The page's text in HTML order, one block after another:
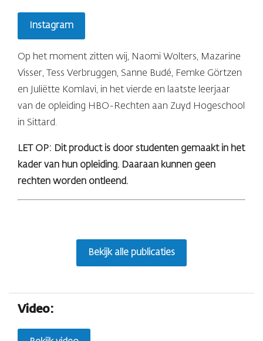
Instagram
Op het moment zitten wij, Naomi Wolters, Mazarine
Visser, Tess Verbruggen, Sanne Budé, Femke Görtzen
en Juliëtte Komlavi, in het vierde en laatste leerjaar
van de opleiding HBO-Rechten aan Zuyd Hogeschool
in Sittard.
LET OP: Dit product is door studenten gemaakt in het
kader van hun opleiding. Daaraan kunnen geen
rechten worden ontleend.
Bekijk alle publicaties
Video: